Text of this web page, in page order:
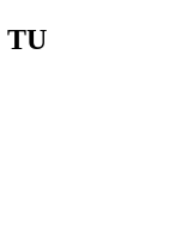
TU